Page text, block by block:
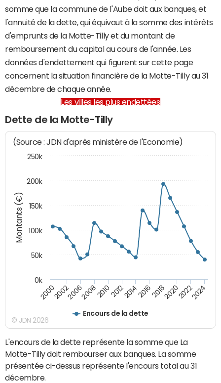
somme que la commune de l'Aube doit aux banques, et
l'annuité de la dette, qui équivaut à la somme des intérêts
d'emprunts de la Motte-Tilly et du montant de
remboursement du capital au cours de l'année. Les
données d'endettement qui figurent sur cette page
concernent la situation financière de la Motte-Tilly au 31
décembre de chaque année.
Les villes les plus endettées
Dette de la Motte-Tilly
Montants (€)
(Source : JDN d'après ministère de l'Economie)
Encours de la dette
200020022006200820102012201420162018202020222024
0k
50k
100k
150k
200k
250k
© JDN 2026
L'encours de la dette représente la somme que La
Motte-Tilly doit rembourser aux banques. La somme
présentée ci-dessus représente l'encours total au 31
décembre.